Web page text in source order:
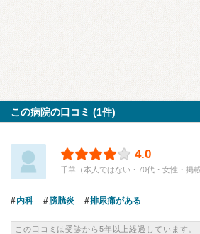
この病院の口コミ (1件)
4.0
千華（本人ではない・70代・女性・掲
内科 膀胱炎 排尿痛がある
この口コミは受診から5年以上経過しています。